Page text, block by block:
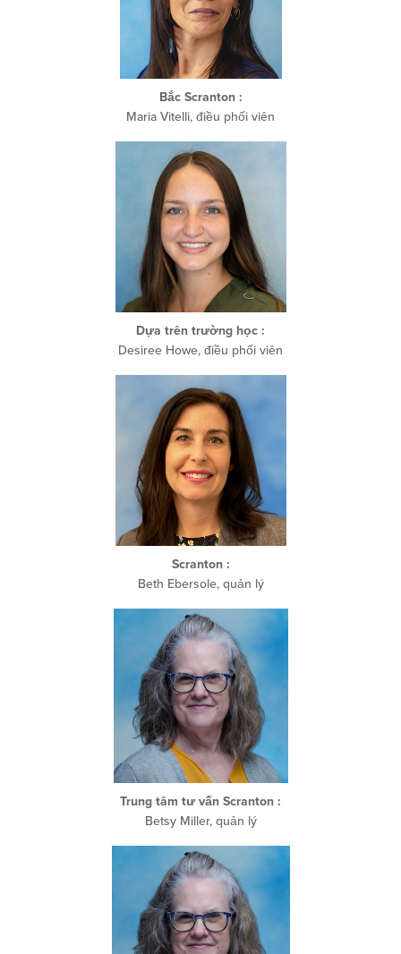
Bắc Scranton:
Maria Vitelli, điều phối viên
Dựa trên trường học :
Desiree Howe, điều phối viên
Scranton:
Beth Ebersole, quản lý
Trung tâm tư vấn Scranton :
Betsy Miller, quản lý